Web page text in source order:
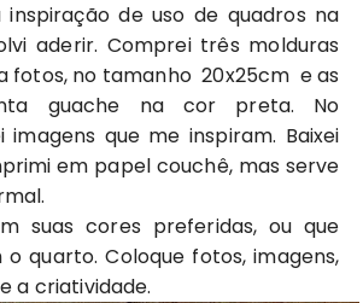
de uso de quadros na
aderir. Comprei três molduras
fotos, no tamanho 20x25cm e as
guache na cor preta. No
imagens que me inspiram. Baixei
em papel couchê, mas serve
suas cores preferidas, ou que
quarto. Coloque fotos, imagens,
a criatividade.